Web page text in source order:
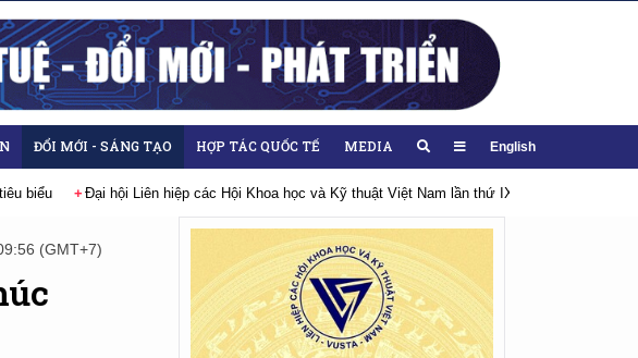
ĐỔI MỚI - SÁNG TẠO HỢP TÁC QUỐC TẾ MEDIA English
biểu Đại hội Liên hiệp các Hội Khoa học và Kỹ thuật Việt Nam lần thứ IX, nhiệm kỳ 2026-
(GMT+7)